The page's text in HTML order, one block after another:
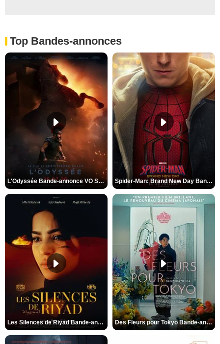
Top Bandes-annonces
L'Odyssée Bande-annonce VO STFR Spider-Man: Brand New Day Bande-annonce VO STFR
Les Silences de Riyad Bande-annonce VO STFR Des Fleurs pour Tokyo Bande-annonce VO STFR